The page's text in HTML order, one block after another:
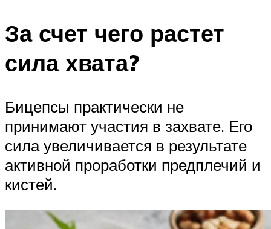
За счет чего растет
сила хвата?
Бицепсы практически не
принимают участия в захвате. Его
сила увеличивается в результате
активной проработки предплечий и
кистей.